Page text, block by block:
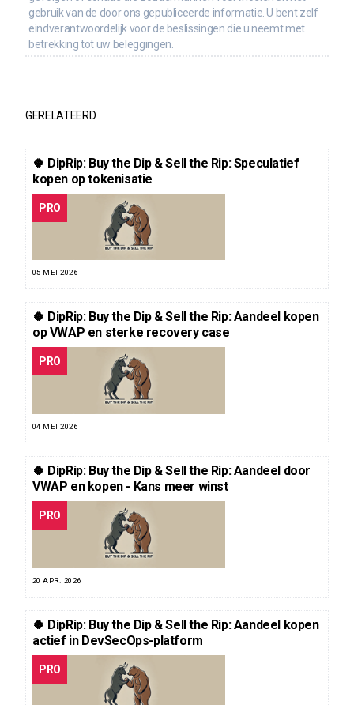
gebruik van de door ons gepubliceerde informatie. U bent zelf
eindverantwoordelijk voor de beslissingen die u neemt met
betrekking tot uw beleggingen.
GERELATEERD
🍀 DipRip: Buy the Dip & Sell the Rip: Speculatief
kopen op tokenisatie
PRO
05 MEI 2026
🍀 DipRip: Buy the Dip & Sell the Rip: Aandeel kopen
op VWAP en sterke recovery case
PRO
04 MEI 2026
🍀 DipRip: Buy the Dip & Sell the Rip: Aandeel door
VWAP en kopen - Kans meer winst
PRO
20 APR. 2026
🍀 DipRip: Buy the Dip & Sell the Rip: Aandeel kopen
actief in DevSecOps-platform
PRO